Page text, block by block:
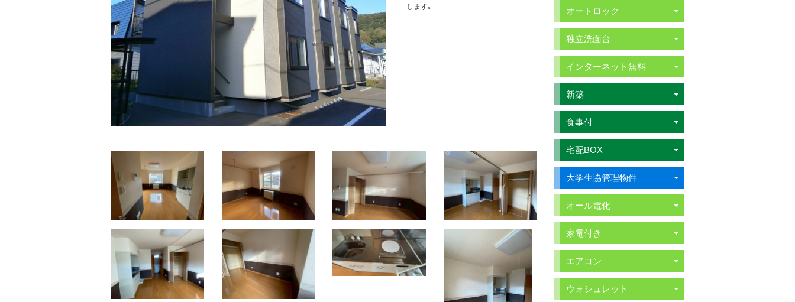
します。
オートロック
独立洗面台
インターネット無料
新築
食事付
宅配BOX
大学生協管理物件
オール電化
家電付き
エアコン
ウォシュレット